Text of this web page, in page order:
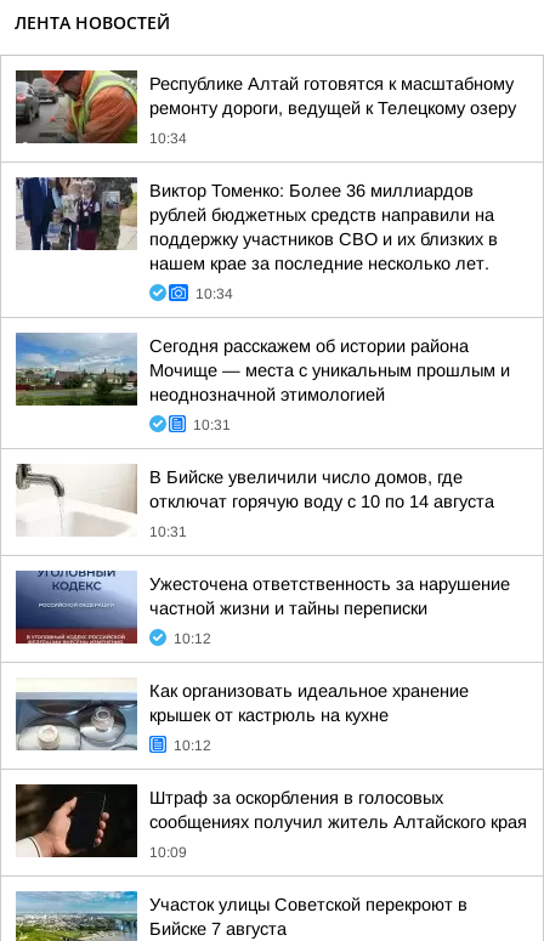
ЛЕНТА НОВОСТЕЙ
Республике Алтай готовятся к масштабному
ремонту дороги, ведущей к Телецкому озеру
10:34
Виктор Томенко: Более 36 миллиардов
рублей бюджетных средств направили на
поддержку участников СВО и их близких в
нашем крае за последние несколько лет.
10:34
Сегодня расскажем об истории района
Мочище — места с уникальным прошлым и
неоднозначной этимологией
10:31
В Бийске увеличили число домов, где
отключат горячую воду с 10 по 14 августа
10:31
Ужесточена ответственность за нарушение
частной жизни и тайны переписки
10:12
Как организовать идеальное хранение
крышек от кастрюль на кухне
10:12
Штраф за оскорбления в голосовых
сообщениях получил житель Алтайского края
10:09
Участок улицы Советской перекроют в
Бийске 7 августа